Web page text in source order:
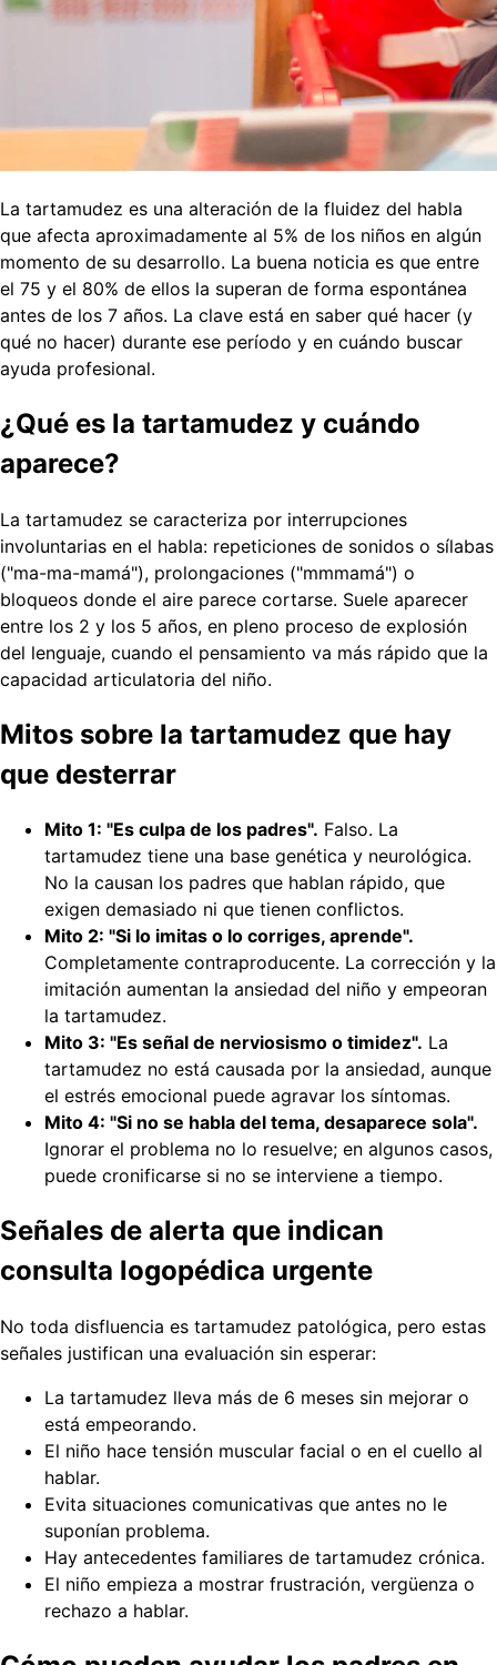
La tartamudez es una alteración de la fluidez del habla
que afecta aproximadamente al 5% de los niños en algún
momento de su desarrollo. La buena noticia es que entre
el 75 y el 80% de ellos la superan de forma espontánea
antes de los 7 años. La clave está en saber qué hacer (y
qué no hacer) durante ese período y en cuándo buscar
ayuda profesional.
¿Qué es la tartamudez y cuándo
aparece?
La tartamudez se caracteriza por interrupciones
involuntarias en el habla: repeticiones de sonidos o sílabas
("ma-ma-mamá"), prolongaciones ("mmmamá") o
bloqueos donde el aire parece cortarse. Suele aparecer
entre los 2 y los 5 años, en pleno proceso de explosión
del lenguaje, cuando el pensamiento va más rápido que la
capacidad articulatoria del niño.
Mitos sobre la tartamudez que hay
que desterrar
Mito 1: "Es culpa de los padres". Falso. La
tartamudez tiene una base genética y neurológica.
No la causan los padres que hablan rápido, que
exigen demasiado ni que tienen conflictos.
Mito 2: "Si lo imitas o lo corriges, aprende".
Completamente contraproducente. La corrección y la
imitación aumentan la ansiedad del niño y empeoran
la tartamudez.
Mito 3: "Es señal de nerviosismo o timidez". La
tartamudez no está causada por la ansiedad, aunque
el estrés emocional puede agravar los síntomas.
Mito 4: "Si no se habla del tema, desaparece sola".
Ignorar el problema no lo resuelve; en algunos casos,
puede cronificarse si no se interviene a tiempo.
Señales de alerta que indican
consulta logopédica urgente
No toda disfluencia es tartamudez patológica, pero estas
señales justifican una evaluación sin esperar:
La tartamudez lleva más de 6 meses sin mejorar o
está empeorando.
El niño hace tensión muscular facial o en el cuello al
hablar.
Evita situaciones comunicativas que antes no le
suponían problema.
Hay antecedentes familiares de tartamudez crónica.
El niño empieza a mostrar frustración, vergüenza o
rechazo a hablar.